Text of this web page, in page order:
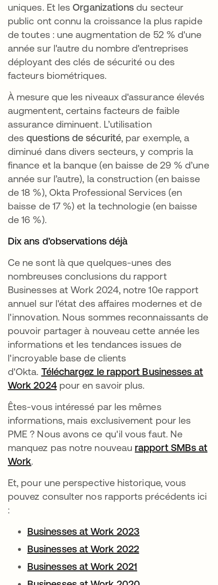
uniques. Et lesOrganizations du secteur
public ont connu la croissance la plus rapide
de toutes : une augmentation de 52 % d'une
année sur l'autre du nombre d'entreprises
déployant des clés de sécurité ou des
facteurs biométriques.
À mesure que les niveaux d'assurance élevés
augmentent, certains facteurs de faible
assurance diminuent. L’utilisation
des questions de sécurité, par exemple, a
diminué dans divers secteurs, y compris la
finance et la banque (en baisse de 29 % d’une
année sur l’autre), la construction (en baisse
de 18 %), Okta Professional Services (en
baisse de 17 %) et la technologie (en baisse
de 16 %).
Dix ans d’observations déjà
Ce ne sont là que quelques-unes des
nombreuses conclusions du rapport
Businesses at Work 2024, notre 10e rapport
annuel sur l'état des affaires modernes et de
l'innovation. Nous sommes reconnaissants de
pouvoir partager à nouveau cette année les
informations et les tendances issues de
l'incroyable base de clients
d'Okta. Téléchargez le rapport Businesses at
Work 2024pour en savoir plus.
Êtes-vous intéressé par les mêmes
informations, mais exclusivement pour les
PME ? Nous avons ce qu'il vous faut. Ne
manquez pas notre nouveau rapport SMBs at
Work.
Et, pour une perspective historique, vous
pouvez consulter nos rapports précédents ici
:
Businesses at Work 2023
Businesses at Work 2022
Businesses at Work 2021